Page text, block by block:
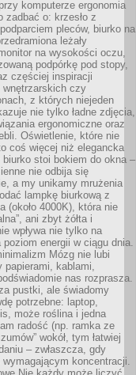
komputerze ergonomia
zadbać o: krzesło z
pleców, biurko na
leżały
na wysokości oczu,
podpórkę pod stopy,
częściej inspiracji
czy
z których niejeden
nie tylko ładne zdjęcia,
ergonomiczne oraz
Oświetlenie, które nie
coś więcej niż elegancka
biurko stoi bokiem do okna –
nie odbija się
a my unikamy mrużenia
lampkę biurkową z
(około 4000K), która nie
ani zbyt żółta i
wpływa nie tylko na
energii w ciągu dnia.
Mózg nie lubi
papierami, kablami,
nas rozprasza.
pustki, ale świadomy
potrzebne: laptop,
może roślina i jedna
radość (np. ramka ze
wokół, tym łatwiej
– zwłaszcza, gdy
koncentracji.